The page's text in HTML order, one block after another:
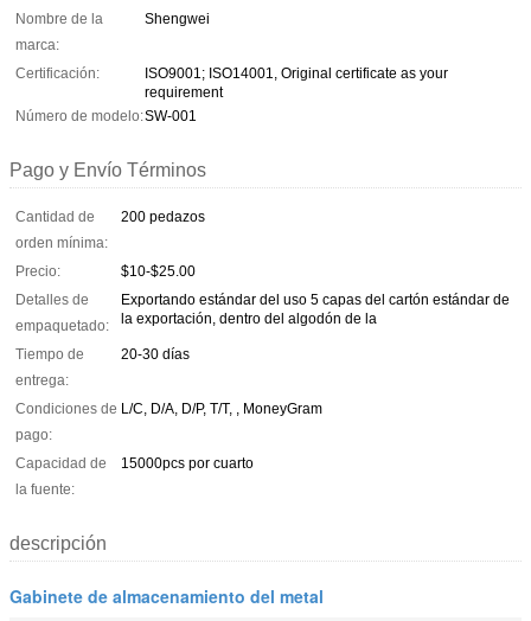
Nombre de la
marca:
Shengwei
Certificación:
ISO9001; ISO14001, Original certificate as your
requirement
Número de modelo:SW-001
Pago y Envío Términos
Cantidad de
orden mínima:
200 pedazos
Precio:
$10-$25.00
Detalles de
empaquetado:
Exportando estándar del uso 5 capas del cartón estándar de
la exportación, dentro del algodón de la
Tiempo de
entrega:
20-30 días
Condiciones de
pago:
L/C, D/A, D/P, T/T, , MoneyGram
Capacidad de
la fuente:
15000pcs por cuarto
descripción
Gabinete de almacenamiento del metal